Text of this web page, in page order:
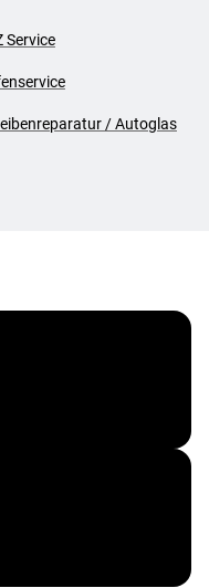
Service
/ Autoglas